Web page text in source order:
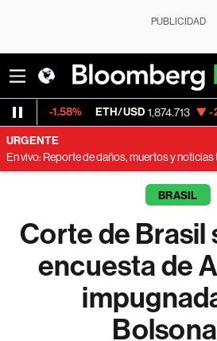
PUBLICIDAD
ETH/USD 1,874.713 -2.35%
URGENTE
En vivo: Reporte de daños, muertos y
BRASIL
Corte de Brasil
encuesta de